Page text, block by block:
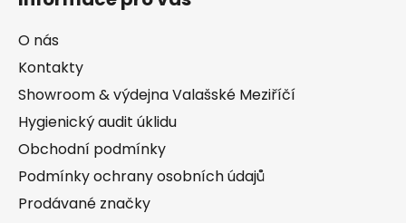
O nás
Kontakty
Showroom & výdejna Valašské Meziříčí
Hygienický audit úklidu
Obchodní podmínky
Podmínky ochrany osobních údajů
Prodávané značky